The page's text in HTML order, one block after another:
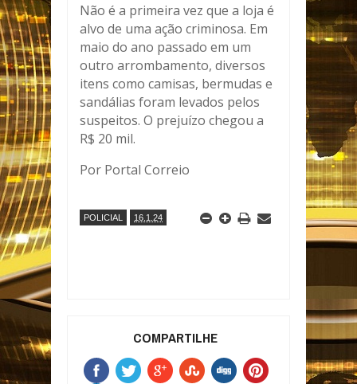
Não é a primeira vez que a loja é
alvo de uma ação criminosa. Em
maio do ano passado em um
outro arrombamento, diversos
itens como camisas, bermudas e
sandálias foram levados pelos
suspeitos. O prejuízo chegou a
R$ 20 mil.
Por Portal Correio
POLICIAL 16.1.24
COMPARTILHE